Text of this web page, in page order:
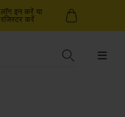
लॉग इन करें या
रजिस्टर करें